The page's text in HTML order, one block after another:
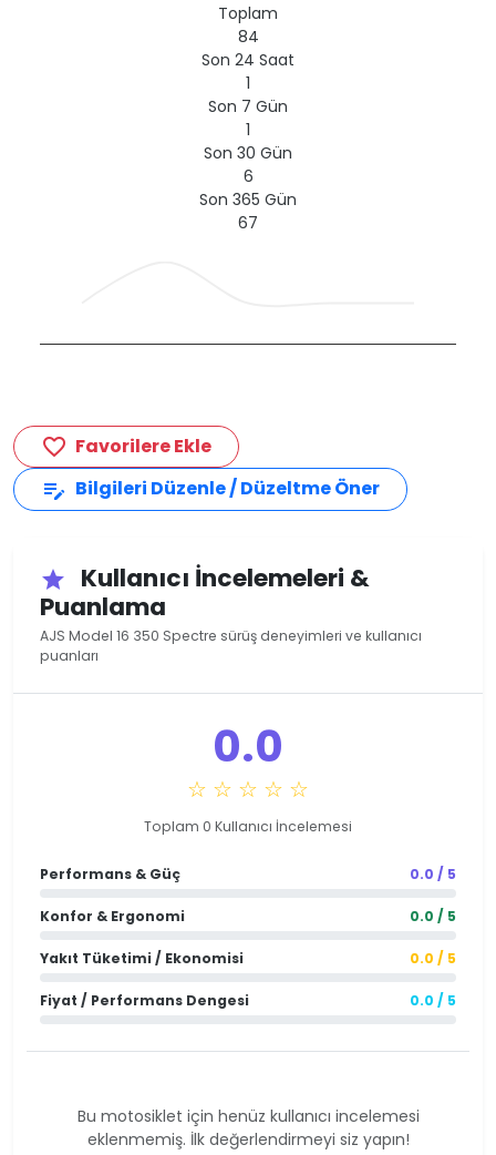
Toplam
84
Son 24 Saat
1
Son 7 Gün
1
Son 30 Gün
6
Son 365 Gün
67
favorite_border Favorilere Ekle
edit_note Bilgileri Düzenle / Düzeltme Öner
star
Kullanıcı İncelemeleri &
Puanlama
AJS Model 16 350 Spectre sürüş deneyimleri ve kullanıcı
puanları
0.0
☆ ☆ ☆ ☆ ☆
Toplam 0 Kullanıcı İncelemesi
Performans & Güç 0.0 / 5
Konfor & Ergonomi 0.0 / 5
Yakıt Tüketimi / Ekonomisi 0.0 / 5
Fiyat / Performans Dengesi 0.0 / 5
Bu motosiklet için henüz kullanıcı incelemesi
eklenmemiş. İlk değerlendirmeyi siz yapın!